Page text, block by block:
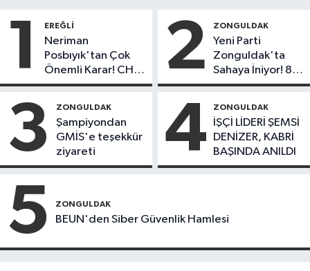
1 EREĞLI
Neriman
Posbıyık'tan Çok
Önemli Karar! CHP
mi Yeni Parti mi?
2 ZONGULDAK
Yeni Parti
Zonguldak'ta
Sahaya İniyor! 8
İlçede Kurucu
Başladı
3 ZONGULDAK
Şampiyondan
GMİS'e teşekkür
ziyareti
4 ZONGULDAK
İŞÇİ LİDERİ ŞEMSİ
DENİZER, KABRİ
BAŞINDA ANILDI
5 ZONGULDAK
BEUN'den Siber Güvenlik Hamlesi